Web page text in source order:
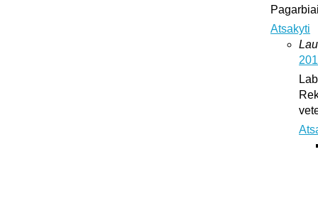
Atsakyti